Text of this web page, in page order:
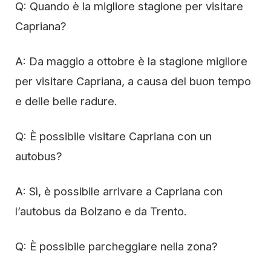
Q: Quando è la migliore stagione per visitare
Capriana?
A: Da maggio a ottobre è la stagione migliore
per visitare Capriana, a causa del buon tempo
e delle belle radure.
Q: È possibile visitare Capriana con un
autobus?
A: Sì, è possibile arrivare a Capriana con
l’autobus da Bolzano e da Trento.
Q: È possibile parcheggiare nella zona?